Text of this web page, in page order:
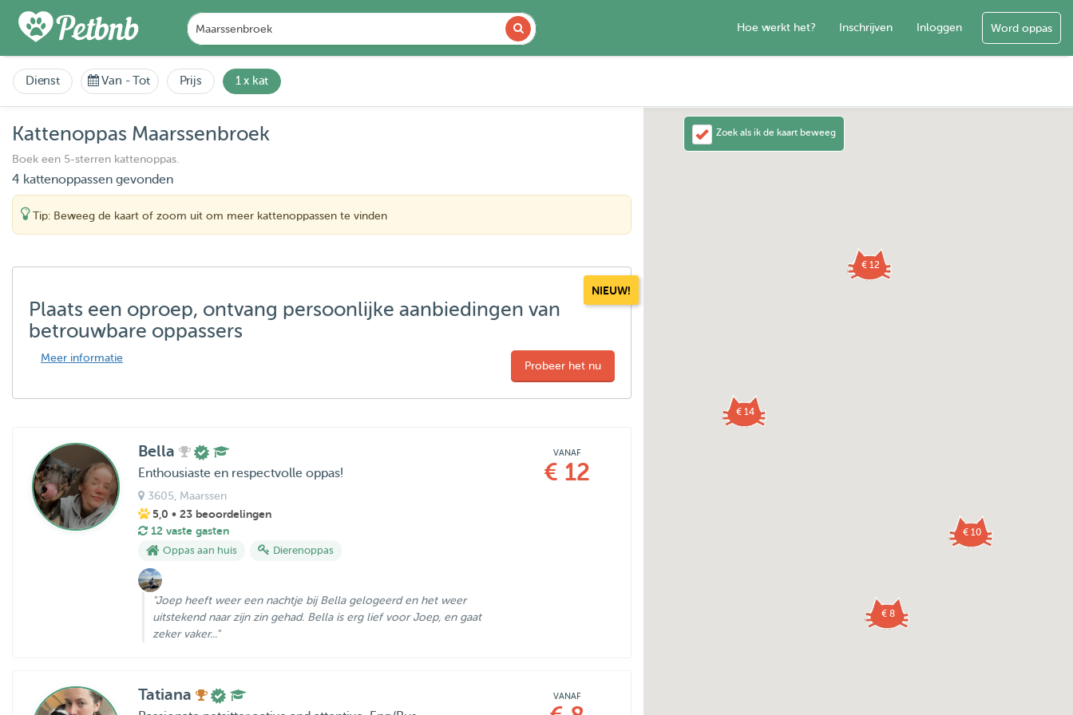
Hoe werkt het? Inschrijven Inloggen Word oppas
Dienst Van -Tot Prijs 1 x kat
Kattenoppas Maarssenbroek
Boek een 5-sterren kattenoppas.
4 kattenoppassen gevonden
Tip: Beweeg de kaart of zoom uit om meer kattenoppassen te vinden
NIEUW!
Plaats een oproep, ontvang persoonlijke aanbiedingen van
betrouwbare oppassers
Meer informatie
Probeer het nu
Bella
Enthousiaste en respectvolle oppas!
3605, Maarssen
5,0 • 23 beoordelingen
12 vaste gasten
Oppas aan huis Dierenoppas
"Joep heeft weer een nachtje bij Bella gelogeerd en het weer
uitstekend naar zijn zin gehad. Bella is erg lief voor Joep, en gaat
zeker vaker..."
VANAF
€ 12
Tatiana VANAF
€ 12
€ 8
€ 14
€ 10
Zoek als ik de kaart beweeg